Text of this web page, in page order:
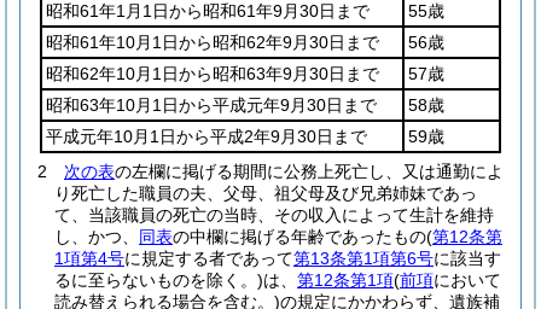
昭和61年1月1日から昭和61年9月30日まで
55歳
昭和61年10月1日から昭和62年9月30日まで
56歳
昭和62年10月1日から昭和63年9月30日まで
57歳
昭和63年10月1日から平成元年9月30日まで
58歳
平成元年10月1日から平成2年9月30日まで
59歳
2
次の表の左欄に掲げる期間に公務上死亡し、又は通勤によ
り死亡した職員の夫、父母、祖父母及び兄弟姉妹であっ
て、当該職員の死亡の当時、その収入によって生計を維持
し、かつ、 同表の中欄に掲げる年齢であったもの(第12条第
1項第4号に規定する者であって第13条第1項第6号に該当す
るに至らないものを除く。)は、 第12条第1項(前項において
読み替えられる場合を含む。)の規定にかかわらず、遺族補